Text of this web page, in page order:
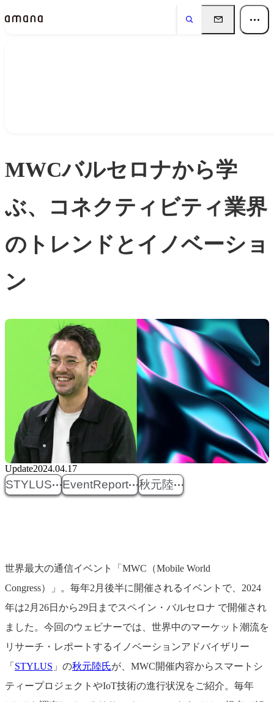
MWCバルセロナから学
ぶ、コネクティビティ業界
のトレンドとイノベーショ
ン
Update2024.04.17
STYLUS EventReport 秋元陸
世界最大の通信イベント「MWC（Mobile World
Congress）」。毎年2月後半に開催されるイベントで、2024
年は2月26日から29日までスペイン・バルセロナ で開催され
ました。今回のウェビナーでは、世界中のマーケット潮流を
リサーチ・レポートするイノベーションアドバイザリー
「 STYLUS 」の秋元陸氏が、MWC開催内容からスマートシ
ティープロジェクトやIoT技術の進行状況をご紹介。毎年